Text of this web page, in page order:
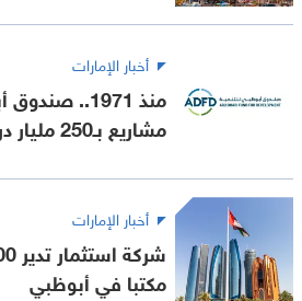
أخبار الإمارات
منذ 1971..
مشاريع بـ250 مليار درهم
أخبار الإمارات
مكتبا في أبوظبي